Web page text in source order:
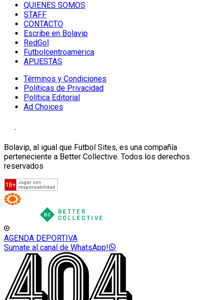
QUIENES SOMOS
STAFF
CONTACTO
Escribe en Bolavip
RedGol
Futbolcentroamerica
APUESTAS
Términos y Condiciones
Políticas de Privacidad
Política Editorial
Ad Choices
Bolavip, al igual que Futbol Sites, es una compañía
perteneciente a Better Collective. Todos los derechos
reservados
AGENDA DEPORTIVA
Sumate al canal de WhatsApp!